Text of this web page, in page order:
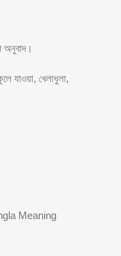
অনুবাদ।
যাওয়া, খেলাধুলা,
Meaning